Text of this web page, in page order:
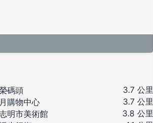
碼頭
3.7 公里
購物中心
3.7 公里
明市美術館
3.8 公里